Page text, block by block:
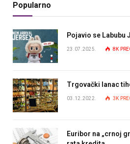
Popularno
Pojavio se Labubu
23.07.2025. 8K
Trgovački lanac
03.12.2022. 3K
Euribor na „crnoj